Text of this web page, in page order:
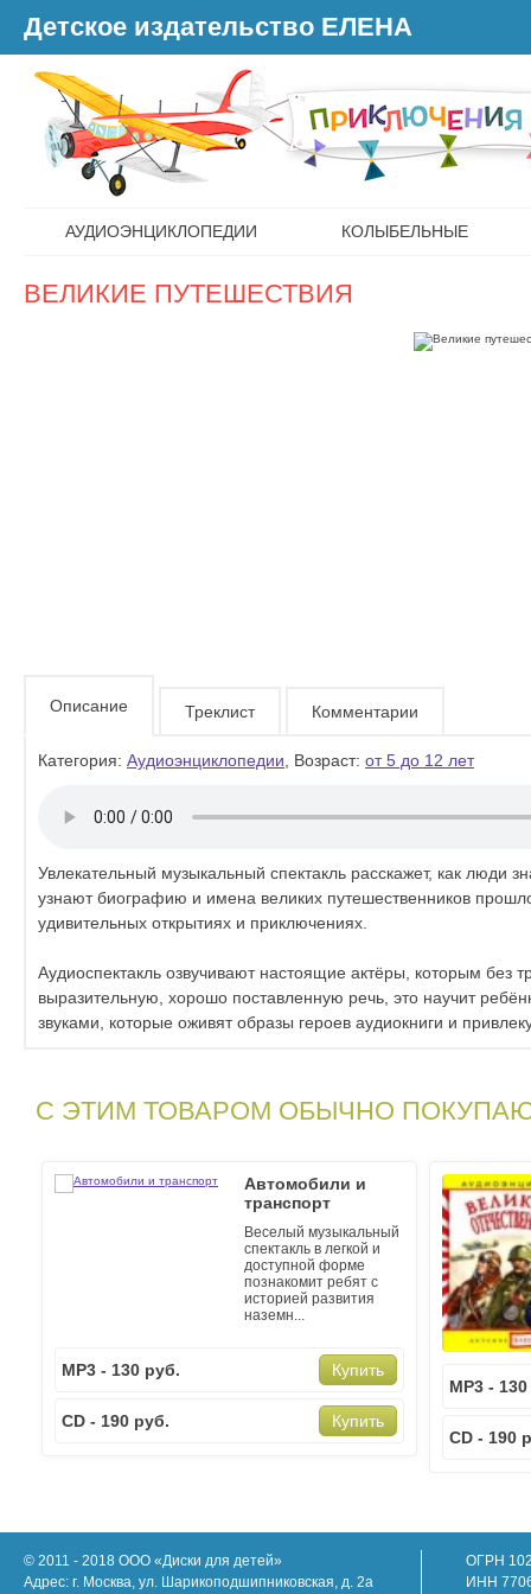
Детское издательство ЕЛЕНА
АУДИОЭНЦИКЛОПЕДИИ КОЛЫБЕЛЬНЫЕ
ВЕЛИКИЕ ПУТЕШЕСТВИЯ
Описание Треклист Комментарии
Категория: Аудиоэнциклопедии , Возраст: от 5 до 12 лет
Увлекательный музыкальный спектакль расскажет, как люди
узнают биографию и имена великих путешественников
удивительных открытиях и приключениях.
Аудиоспектакль озвучивают настоящие актёры, которым без
выразительную, хорошо поставленную речь, это научит
звуками, которые оживят образы героев аудиокниги и
С ЭТИМ ТОВАРОМ ОБЫЧНО
Автомобили и
транспорт
Веселый музыкальный
спектакль в легкой и
доступной форме
познакомит ребят с
историей развития
наземн...
MP3 - 130 руб. Купить
CD - 190 руб. Купить
MP3 -
CD - 190
© 2011 - 2018 ООО «Диски для детей»
Адрес: г. Москва, ул. Шарикоподшипниковская, д. 2а
ОГРН
ИНН